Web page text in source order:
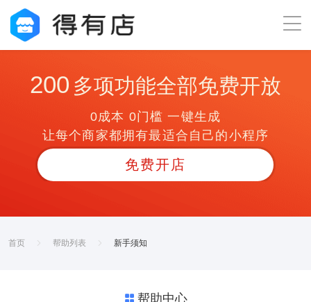
200 多项功能全部免费开放
0成本 0门槛 一键生成
让每个商家都拥有最适合自己的小程序
免费开店
首页 帮助列表 新手须知
帮助中心